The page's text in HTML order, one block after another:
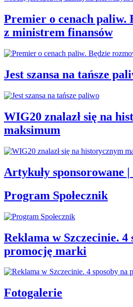
Premier o cenach paliw.
z ministrem finansów
Jest szansa na tańsze
WIG20 znalazł się na
maksimum
Artykuły sponsorowane |
Program Społecznik
Reklama w Szczecinie. 4
promocję marki
Fotogalerie